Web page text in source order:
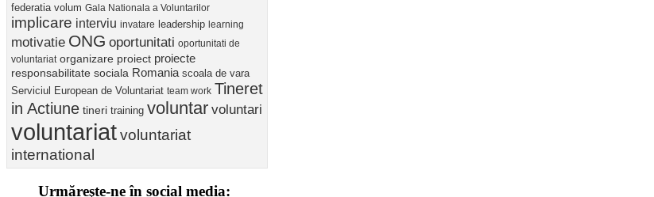
federatia volum Gala Nationala a Voluntarilor
implicare interviu invatare leadership learning
motivatie ONG oportunitati oportunitati de
voluntariat organizare proiect proiecte
responsabilitate sociala Romania scoala de vara
Serviciul European de Voluntariat team work Tineret
in Actiune tineri training voluntar voluntari
voluntariatvoluntariat
international
Urmăreşte-ne în social media: